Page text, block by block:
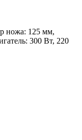
ножа: 125 мм,
300 Вт, 220